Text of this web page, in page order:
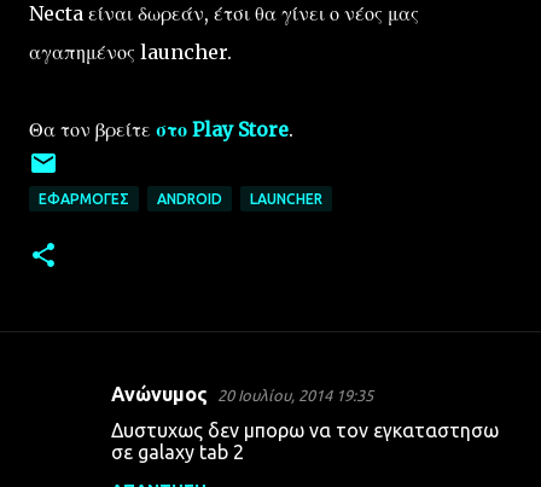
Necta είναι δωρεάν, έτσι θα γίνει ο νέος μας
αγαπημένος launcher.
Θα τον βρείτε στο Play Store.
ΕΦΑΡΜΟΓΈΣ ANDROID LAUNCHER
Ανώνυμος 20 Ιουλίου, 2014 19:35
Δυστυχως δεν μπορω να τον εγκαταστησω
σε galaxy tab 2